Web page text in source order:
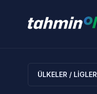
ÜLKELER / LİGLER